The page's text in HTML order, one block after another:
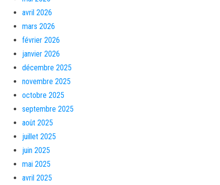
avril 2026
mars 2026
février 2026
janvier 2026
décembre 2025
novembre 2025
octobre 2025
septembre 2025
août 2025
juillet 2025
juin 2025
mai 2025
avril 2025